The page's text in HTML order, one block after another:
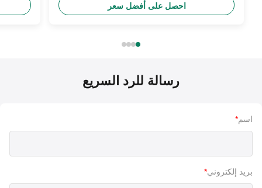
احصل على أفضل سعر
رسالة للرد السريع
اسم*
بريد إلكتروني*